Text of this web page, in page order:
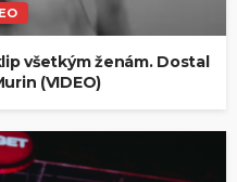
všetkým ženám. Dostal
(VIDEO)